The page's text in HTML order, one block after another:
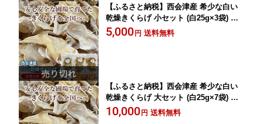
【ふるさと納税】西会津産 希少な白い
乾燥きくらげ 小セット (白25g×3袋) 完
全無農薬 希少 白いきくらげ 乾燥 きく
らげ 国産 木耳 キクラゲ 食品 F4D-0229
5,000 円 送料無料
【ふるさと納税】西会津産 希少な白い
乾燥きくらげ 大セット (白25g×7袋) 完
全無農薬 希少 白いきくらげ 乾燥 きく
らげ 国産 木耳 キクラゲ 食品 F4D-0230
10,000 円 送料無料